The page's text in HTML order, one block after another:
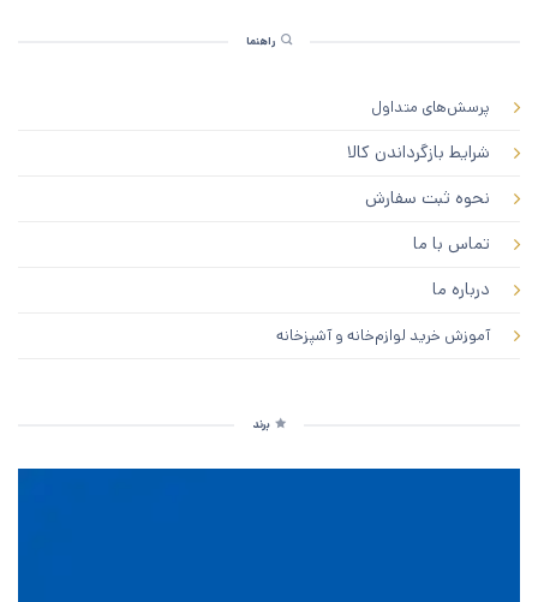
راهنما
پرسش‌های متداول
شرایط بازگرداندن کالا
نحوه ثبت سفارش
تماس با ما
درباره ما
آموزش خرید لوازم‌خانه و آشپزخانه
برند